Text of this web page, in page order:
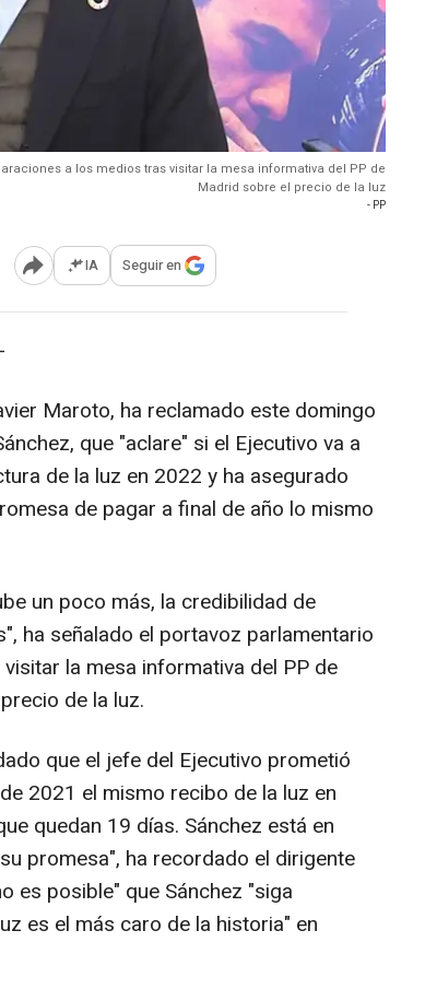
a los medios tras visitar la mesa informativa del PP de
Madrid sobre el precio de la luz
- PP
Abrir opciones para compartir
IA Seguir en
Maroto, ha reclamado este domingo
que "aclare" si el Ejecutivo va a
de la luz en 2022 y ha asegurado
de pagar a final de año lo mismo
un poco más, la credibilidad de
ha señalado el portavoz parlamentario
la mesa informativa del PP de
de la luz.
que el jefe del Ejecutivo prometió
2021 el mismo recibo de la luz en
quedan 19 días. Sánchez está en
promesa", ha recordado el dirigente
es posible" que Sánchez "siga
es el más caro de la historia" en